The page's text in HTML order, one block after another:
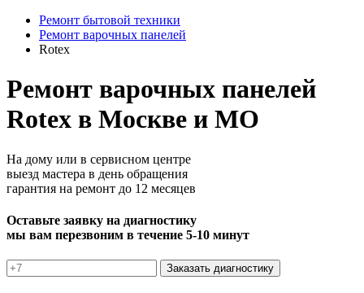
Ремонт бытовой техники
Ремонт варочных панелей
Rotex
Ремонт варочных панелей
Rotex в Москве и МО
На дому или в сервисном центре
выезд мастера в день обращения
гарантия на ремонт до 12 месяцев
Оставьте заявку на диагностику
мы вам перезвоним в течение 5-10 минут
Заказать диагностику